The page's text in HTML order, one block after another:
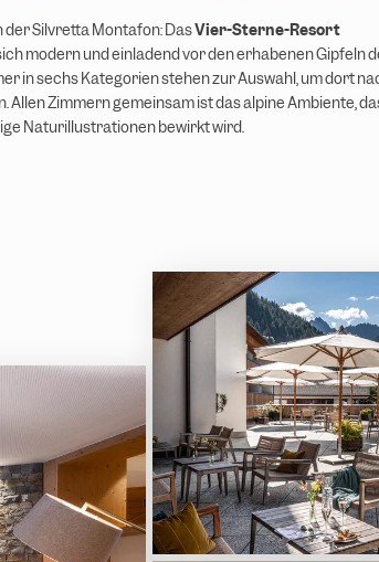
Silvretta Montafon: DasVier-Sterne-Resort
modern und einladend vor den erhabenen Gipfeln
in sechs Kategorien stehen zur Auswahl, um dort
Allen Zimmern gemeinsam ist das alpine Ambiente,
Naturillustrationen bewirkt wird.